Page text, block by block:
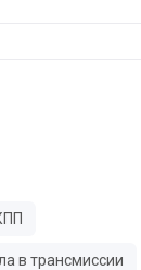
в трансмиссии